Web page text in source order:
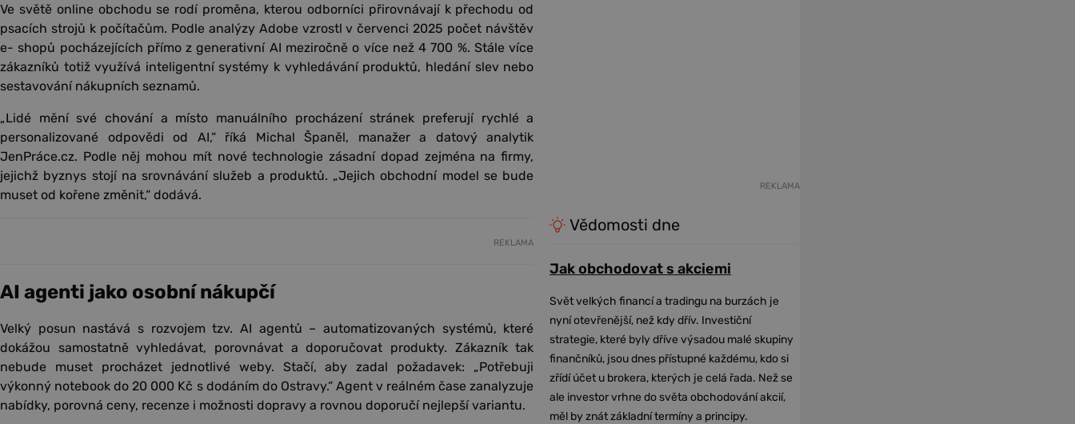
Ve světě online obchodu se rodí proměna, kterou odborníci přirovnávají k přechodu od
psacích strojů k počítačům. Podle analýzy Adobe vzrostl v červenci 2025 počet návštěv
e- shopů pocházejících přímo z generativní AI meziročně o více než 4 700 %. Stále více
zákazníků totiž využívá inteligentní systémy k vyhledávání produktů, hledání slev nebo
sestavování nákupních seznamů.
„Lidé mění své chování a místo manuálního procházení stránek preferují rychlé a
personalizované odpovědi od AI,“ říká Michal Španěl, manažer a datový analytik
JenPráce.cz. Podle něj mohou mít nové technologie zásadní dopad zejména na firmy,
jejichž byznys stojí na srovnávání služeb a produktů. „Jejich obchodní model se bude
muset od kořene změnit,“ dodává.
REKLAMA
AI agenti jako osobní nákupčí
Velký posun nastává s rozvojem tzv. AI agentů – automatizovaných systémů, které
dokážou samostatně vyhledávat, porovnávat a doporučovat produkty. Zákazník tak
nebude muset procházet jednotlivé weby. Stačí, aby zadal požadavek: „Potřebuji
výkonný notebook do 20 000 Kč s dodáním do Ostravy.“ Agent v reálném čase zanalyzuje
nabídky, porovná ceny, recenze i možnosti dopravy a rovnou doporučí nejlepší variantu.
REKLAMA
Vědomosti dne
Jak obchodovat s akciemi
Svět velkých financí a tradingu na burzách je
nyní otevřenější, než kdy dřív. Investiční
strategie, které byly dříve výsadou malé skupiny
finančníků, jsou dnes přístupné každému, kdo si
zřídí účet u brokera, kterých je celá řada. Než se
ale investor vrhne do světa obchodování akcií,
měl by znát základní termíny a principy.